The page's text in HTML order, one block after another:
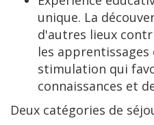
unique. La
d'autres lieux
les
stimulation qui
connaissances et
Deux catégories de